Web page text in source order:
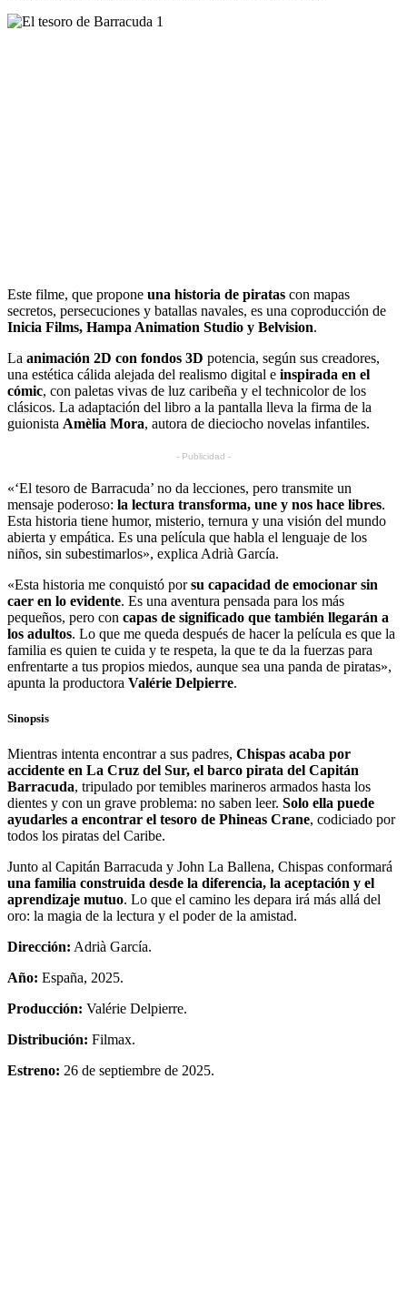
Este filme, que propone una historia de piratas con mapas
secretos, persecuciones y batallas navales, es una coproducción de
Inicia Films, Hampa Animation Studio y Belvision.
La animación 2D con fondos 3D potencia, según sus creadores,
una estética cálida alejada del realismo digital e inspirada en el
cómic, con paletas vivas de luz caribeña y el technicolor de los
clásicos. La adaptación del libro a la pantalla lleva la firma de la
guionista Amèlia Mora, autora de dieciocho novelas infantiles.
- Publicidad -
«‘El tesoro de Barracuda’ no da lecciones, pero transmite un
mensaje poderoso: la lectura transforma, une y nos hace libres.
Esta historia tiene humor, misterio, ternura y una visión del mundo
abierta y empática. Es una película que habla el lenguaje de los
niños, sin subestimarlos», explica Adrià García.
«Esta historia me conquistó porsu capacidad de emocionar sin
caer en lo evidente. Es una aventura pensada para los más
pequeños, pero con capas de significado que también llegarán a
los adultos. Lo que me queda después de hacer la película es que la
familia es quien te cuida y te respeta, la que te da la fuerzas para
enfrentarte a tus propios miedos, aunque sea una panda de piratas»,
apunta la productora Valérie Delpierre.
Sinopsis
Mientras intenta encontrar a sus padres, Chispas acaba por
accidente en La Cruz del Sur, el barco pirata del Capitán
Barracuda, tripulado por temibles marineros armados hasta los
dientes y con un grave problema: no saben leer. Solo ella puede
ayudarles a encontrar el tesoro de Phineas Crane, codiciado por
todos los piratas del Caribe.
Junto al Capitán Barracuda y John La Ballena, Chispas conformará
una familia construida desde la diferencia, la aceptación y el
aprendizaje mutuo. Lo que el camino les depara irá más allá del
oro: la magia de la lectura y el poder de la amistad.
Dirección: Adrià García.
Año: España, 2025.
Producción: Valérie Delpierre.
Distribución: Filmax.
Estreno: 26 de septiembre de 2025.